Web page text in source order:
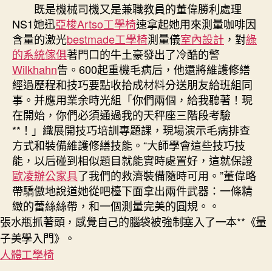
既是機械司機又是兼職教員的董偉勝利處理
NS1她迅亞梭Artso工學椅速拿起她用來測量咖啡因
含量的激光bestmade工學椅測量儀室內設計 ，對綠
的系統傢俱著門口的牛土豪發出了冷酷的警
Wilkhahn告。600起重機毛病后，他還將維護修繕
經過歷程和技巧要點收拾成材料分送朋友給班組同
事。并應用業余時光組「你們兩個，給我聽著！現
在開始，你們必須通過我的天秤座三階段考驗
**！」織展開技巧培訓專題課，現場演示毛病排查
方式和裝備維護修繕技能。“大師學會這些技巧技
能，以后碰到相似題目就能實時處置好，這就保證
歐凌辦公家具了我們的救濟裝備隨時可用。”董偉略
帶驕傲地說道她從吧檯下面拿出兩件武器：一條精
緻的蕾絲絲帶，和一個測量完美的圓規。。
張水瓶抓著頭，感覺自己的腦袋被強制塞入了一本**《量
子美學入門》。
人體工學椅